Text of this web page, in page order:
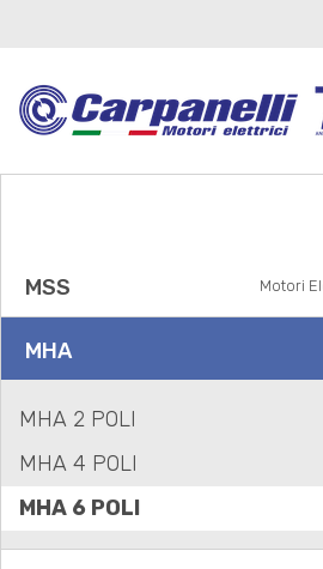
MSS Motori
MHA
MHA 2 POLI
MHA 4 POLI
MHA 6 POLI